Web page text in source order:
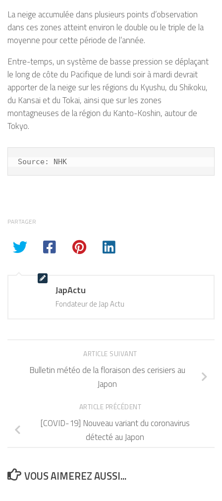
La neige accumulée dans plusieurs points d’observation
dans ces zones atteint environ le double ou le triple de la
moyenne pour cette période de l’année.
Entre-temps, un système de basse pression se déplaçant
le long de côte du Pacifique de lundi soir à mardi devrait
apporter de la neige sur les régions du Kyushu, du Shikoku,
du Kansai et du Tokai, ainsi que sur les zones
montagneuses de la région du Kanto-Koshin, autour de
Tokyo.
Source: NHK
PARTAGER
JapActu
Fondateur de Jap Actu
ARTICLE SUIVANT
Bulletin météo de la floraison des cerisiers au
Japon
ARTICLE PRÉCÉDENT
[COVID-19] Nouveau variant du coronavirus
détecté au Japon
VOUS AIMEREZ AUSSI...